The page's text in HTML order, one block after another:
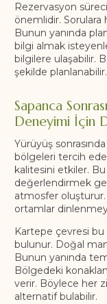
Rezervasyon
önemlidir. Sorulara
Bunun yanında
bilgi almak
bilgilere ulaşabilir.
şekilde planlanabilir.
Sapanca
Deneyimi İçin
Yürüyüş
bölgeleri tercih
kalitesini etkiler.
değerlendirmek
atmosfer oluşturur.
ortamlar dinlenmeyi
Kartepe çevresi bu
bulunur. Doğal
Bunun yanında
Bölgedeki
verir. Böylece her
alternatif bulabilir.